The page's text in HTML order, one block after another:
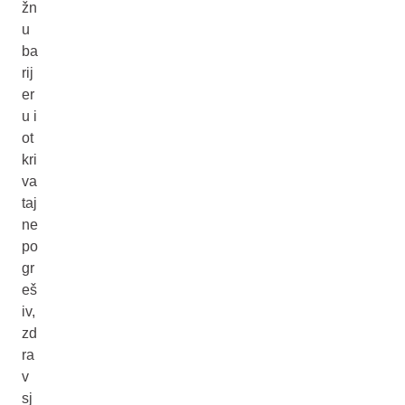
žn
u
ba
rij
er
u i
ot
kri
va
taj
ne
po
gr
eš
iv,
zd
ra
v
sj